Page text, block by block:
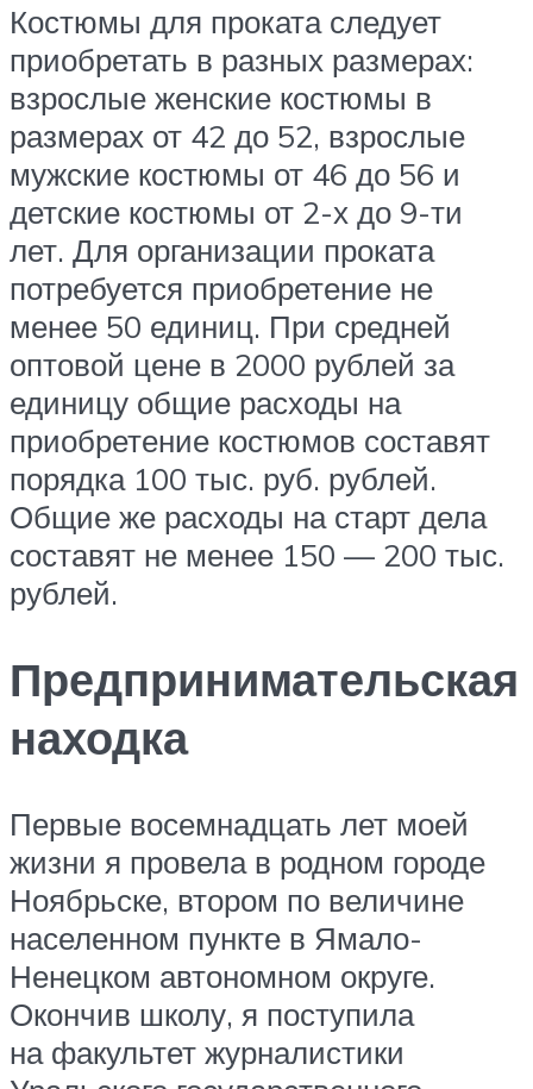
Костюмы для проката следует
приобретать в разных размерах:
взрослые женские костюмы в
размерах от 42 до 52, взрослые
мужские костюмы от 46 до 56 и
детские костюмы от 2-х до 9-ти
лет. Для организации проката
потребуется приобретение не
менее 50 единиц. При средней
оптовой цене в 2000 рублей за
единицу общие расходы на
приобретение костюмов составят
порядка 100 тыс. руб. рублей.
Общие же расходы на старт дела
составят не менее 150 — 200 тыс.
рублей.
Предпринимательская
находка
Первые восемнадцать лет моей
жизни я провела в родном городе
Ноябрьске, втором по величине
населенном пункте в Ямало-
Ненецком автономном округе.
Окончив школу, я поступила
на факультет журналистики